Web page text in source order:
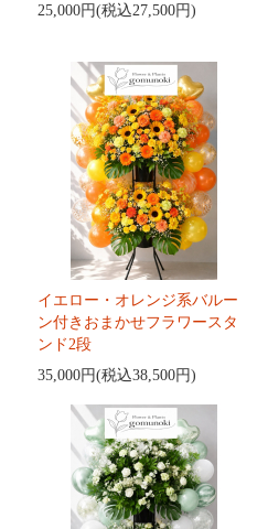
25,000円(税込27,500円)
イエロー・オレンジ系バルー
ン付きおまかせフラワースタ
ンド2段
35,000円(税込38,500円)